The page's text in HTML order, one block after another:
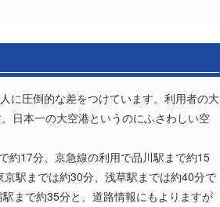
に圧倒的な差をつけています。利用者の大
日本一の大空港というのにふさわしい空
約17分、京急線の利用で品川駅まで約15
駅までは約30分、浅草駅までは約40分で
まで約35分と、道路情報にもよりますが